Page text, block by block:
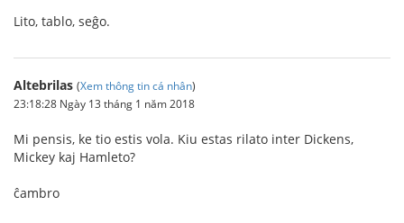
Lito, tablo, seĝo.
Altebrilas (Xem thông tin cá nhân)
23:18:28 Ngày 13 tháng 1 năm 2018
Mi pensis, ke tio estis vola. Kiu estas rilato inter Dickens,
Mickey kaj Hamleto?
ĉambro